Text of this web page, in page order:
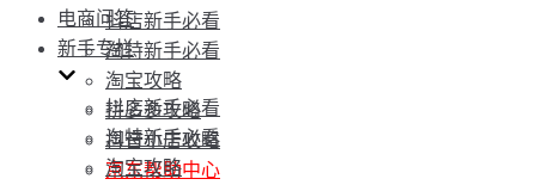
抖店新手必看
淘特新手必看
淘宝攻略
拼多多攻略
抖音小店攻略
京东帮助中心
电商问答
新手专栏
抖店新手必看
淘特新手必看
淘宝攻略